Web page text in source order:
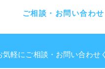
ご相談・お問い合わせ
気軽にご相談・お問い合わせ